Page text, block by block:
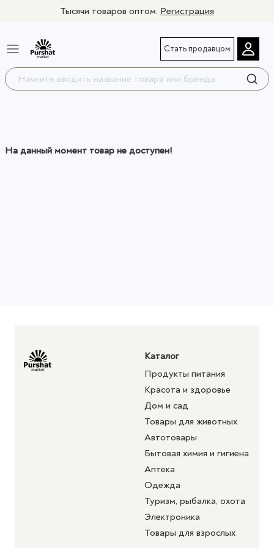
Тысячи товаров оптом. Регистрация
Стать продавцом
На данный момент товар не доступен!
Каталог
Продукты питания
Красота и здоровье
Дом и сад
Товары для животных
Автотовары
Бытовая химия и гигиена
Аптека
Одежда
Туризм, рыбалка, охота
Электроника
Товары для взрослых